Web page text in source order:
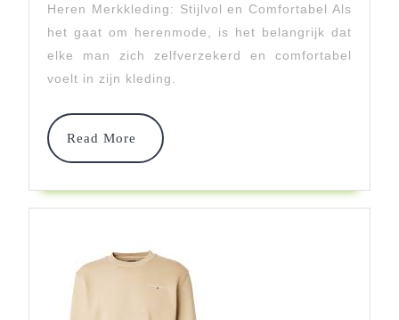
Heren Merkkleding: Stijlvol en Comfortabel Als
het gaat om herenmode, is het belangrijk dat
elke man zich zelfverzekerd en comfortabel
voelt in zijn kleding.
Read More
Read
More